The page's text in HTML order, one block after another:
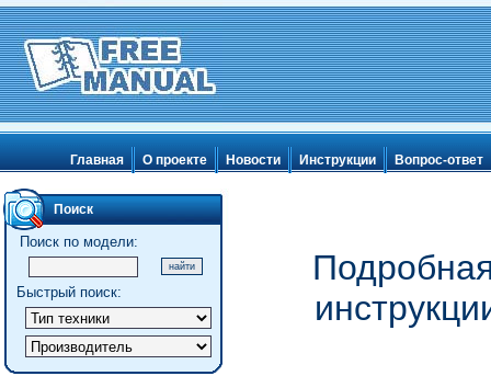
Главная О проекте Новости Инструкции Вопрос-ответ
Поиск
Поиск по модели:
Быстрый поиск: